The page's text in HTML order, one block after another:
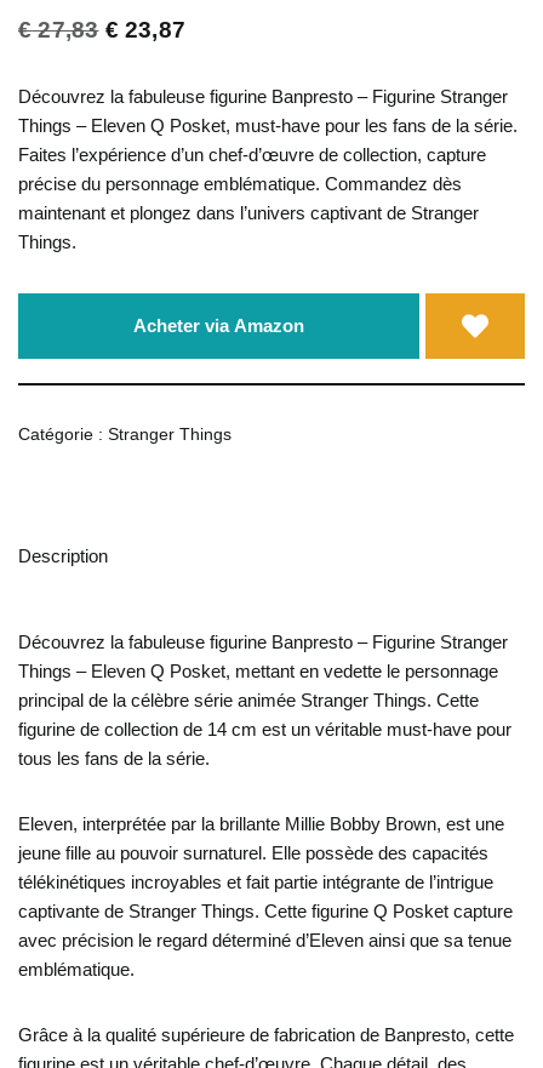
€27,83 € 23,87
Découvrez la fabuleuse figurine Banpresto – Figurine Stranger
Things – Eleven Q Posket, must-have pour les fans de la série.
Faites l’expérience d’un chef-d’œuvre de collection, capture
précise du personnage emblématique. Commandez dès
maintenant et plongez dans l’univers captivant de Stranger
Things.
Acheter via Amazon
Catégorie : Stranger Things
Description
Découvrez la fabuleuse figurine Banpresto – Figurine Stranger
Things – Eleven Q Posket, mettant en vedette le personnage
principal de la célèbre série animée Stranger Things. Cette
figurine de collection de 14 cm est un véritable must-have pour
tous les fans de la série.
Eleven, interprétée par la brillante Millie Bobby Brown, est une
jeune fille au pouvoir surnaturel. Elle possède des capacités
télékinétiques incroyables et fait partie intégrante de l’intrigue
captivante de Stranger Things. Cette figurine Q Posket capture
avec précision le regard déterminé d’Eleven ainsi que sa tenue
emblématique.
Grâce à la qualité supérieure de fabrication de Banpresto, cette
figurine est un véritable chef-d’œuvre. Chaque détail, des